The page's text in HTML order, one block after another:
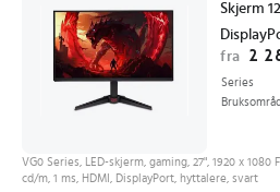
Skjerm
fra
2
Series
VG0 Series, LED-skjerm, gaming, 27", 1920 x 1080
cd/m, 1 ms, HDMI, DisplayPort, hyttalere, svart